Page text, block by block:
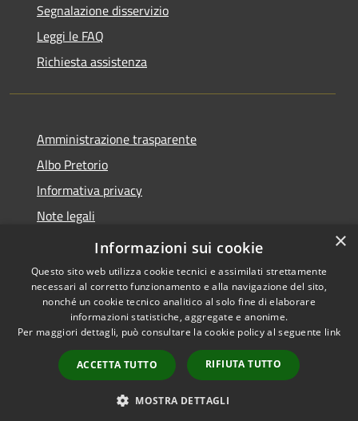
Segnalazione disservizio
Leggi le FAQ
Richiesta assistenza
Amministrazione trasparente
Albo Pretorio
Informativa privacy
Note legali
Dichiarazione di accessibilità
Accessibilità
Copyright © 2026 • Comune di
Casalbore • Powered by
Municipium•
Accesso
redazione
×
Informazioni sui cookie
Questo sito web utilizza cookie tecnici e assimilati strettamente
necessari al corretto funzionamento e alla navigazione del sito,
nonché un cookie tecnico analitico al solo fine di elaborare
informazioni statistiche, aggregate e anonime.
Per maggiori dettagli, può consultare la cookie policy al seguente link
ACCETTA TUTTO RIFIUTA TUTTO
MOSTRA DETTAGLI